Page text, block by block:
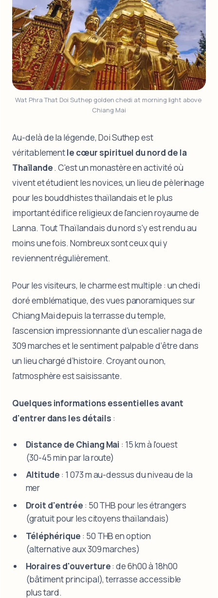
Wat Phra That Doi Suthep golden chedi at morning light above
Chiang Mai
Au-delà de la légende, Doi Suthep est
véritablementle cœur spirituel du nord de la
Thaïlande. C'est un monastère en activité où
vivent et étudient les novices, un lieu de pèlerinage
pour les bouddhistes thaïlandais et le plus
important édifice religieux de l'ancien royaume de
Lanna. Tout Thaïlandais du nord s'y est rendu au
moins une fois. Nombreux sont ceux qui y
reviennent régulièrement.
Pour les visiteurs, le charme est multiple : un chedi
doré emblématique, des vues panoramiques sur
Chiang Mai depuis la terrasse du temple,
l’ascension impressionnante d’un escalier naga de
309 marches et le sentiment palpable d’être dans
un lieu chargé d’histoire. Croyant ou non,
l’atmosphère est saisissante.
Quelques informations essentielles avant
d'entrer dans les détails :
Distance de Chiang Mai : 15 km à l'ouest
(30-45 min par la route)
Altitude : 1 073 m au-dessus du niveau de la
mer
Droit d'entrée : 50 THB pour les étrangers
(gratuit pour les citoyens thaïlandais)
Téléphérique : 50 THB en option
(alternative aux 309 marches)
Horaires d'ouverture: de 6h00 à 18h00
(bâtiment principal), terrasse accessible
plus tard.